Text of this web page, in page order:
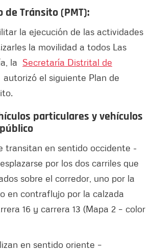
de Tránsito (PMT):
la ejecución de las actividades
la movilidad a todos Las
la Secretaría Distrital de
autorizó el siguiente Plan de
particulares y vehículos
transitan en sentido occidente -
por los dos carriles que
sobre el corredor, uno por la
en contraflujo por la calzada
16 y carrera 13 (Mapa 2 – color
en sentido oriente –